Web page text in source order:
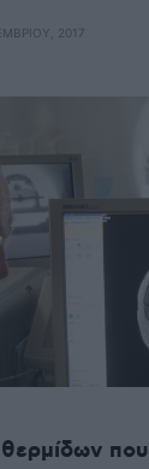
2017
που